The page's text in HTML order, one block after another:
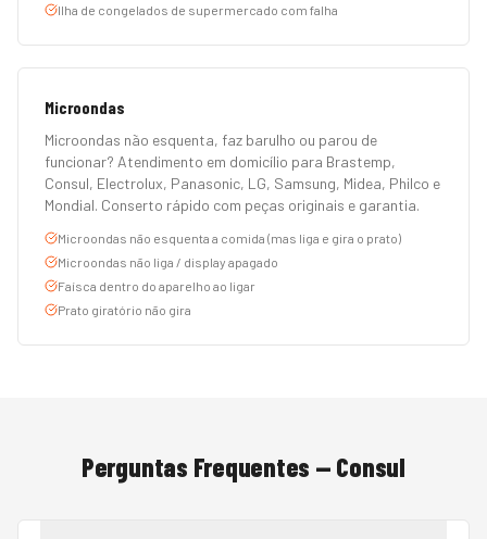
Ilha de congelados de supermercado com falha
Microondas
Microondas não esquenta, faz barulho ou parou de
funcionar? Atendimento em domicílio para Brastemp,
Consul, Electrolux, Panasonic, LG, Samsung, Midea, Philco e
Mondial. Conserto rápido com peças originais e garantia.
Microondas não esquenta a comida (mas liga e gira o prato)
Microondas não liga / display apagado
Faísca dentro do aparelho ao ligar
Prato giratório não gira
Perguntas Frequentes — Consul